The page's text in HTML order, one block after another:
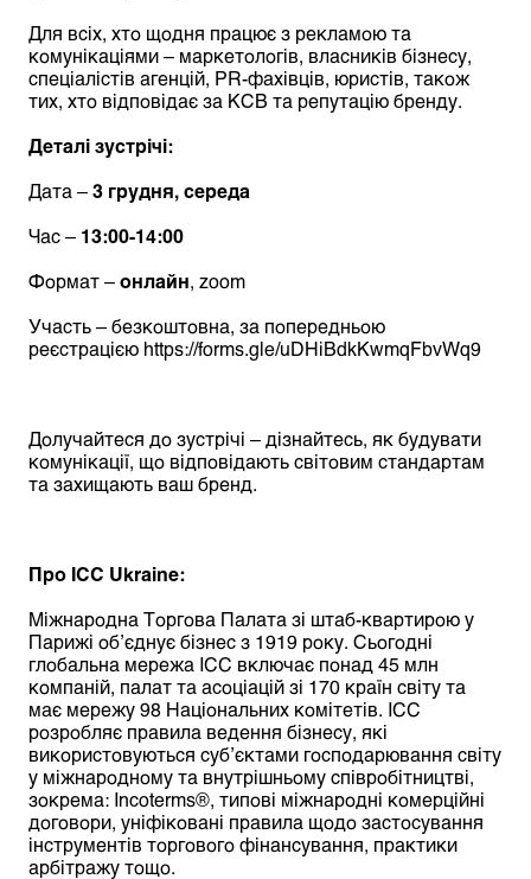
Для всіх, хто щодня працює з рекламою та
комунікаціями – маркетологів, власників бізнесу,
спеціалістів агенцій, PR-фахівців, юристів, також
тих, хто відповідає за КСВ та репутацію бренду.
Деталі зустрічі:
Дата – 3 грудня, середа
Час – 13:00-14:00
Формат – онлайн, zoom
Участь – безкоштовна, за попередньою
реєстрацією https://forms.gle/uDHiBdkKwmqFbvWq9
Долучайтеся до зустрічі – дізнайтесь, як будувати
комунікації, що відповідають світовим стандартам
та захищають ваш бренд.
Про ICC Ukraine:
Міжнародна Торгова Палата зі штаб-квартирою у
Парижі об’єднує бізнес з 1919 року. Сьогодні
глобальна мережа ICC включає понад 45 млн
компаній, палат та асоціацій зі 170 країн світу та
має мережу 98 Національних комітетів. ICC
розробляє правила ведення бізнесу, які
використовуються суб’єктами господарювання світу
у міжнародному та внутрішньому співробітництві,
зокрема: Incoterms®, типові міжнародні комерційні
договори, уніфіковані правила щодо застосування
інструментів торгового фінансування, практики
арбітражу тощо.